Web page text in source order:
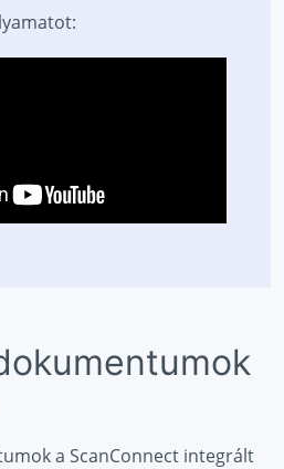
a ScanConnect integrált